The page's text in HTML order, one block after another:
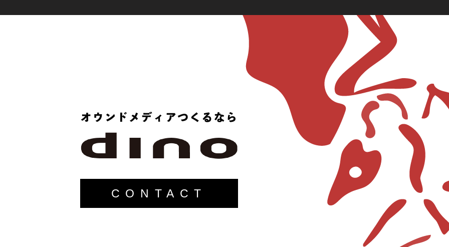
CONTACT